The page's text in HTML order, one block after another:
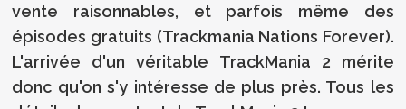
vente raisonnables, et parfois même des
épisodes gratuits (Trackmania Nations Forever).
L'arrivée d'un véritable TrackMania 2 mérite
donc qu'on s'y intéresse de plus près. Tous les